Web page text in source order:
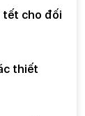
tết cho đối
thiết